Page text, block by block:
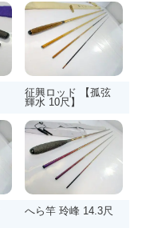
征興ロッド 【孤弦
輝水 10尺】
へら竿 玲峰 14.3尺